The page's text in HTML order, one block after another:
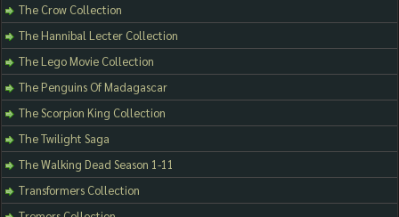
The Crow Collection
The Hannibal Lecter Collection
The Lego Movie Collection
The Penguins Of Madagascar
The Scorpion King Collection
The Twilight Saga
The Walking Dead Season 1-11
Transformers Collection